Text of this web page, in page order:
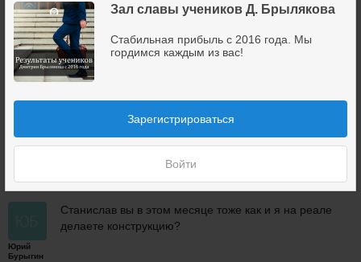
Зал славы учеников Д. Брылякова
Стабильная прибыль с 2016 года. Мы
гордимся каждым из вас!
Зарегистрироваться
Войти
21 июля 2016 4 +1
Отлично!
Юрий
Бурыгин
Станислав вы в этом месяце тоже как и я на реале
делаете конструкцию?